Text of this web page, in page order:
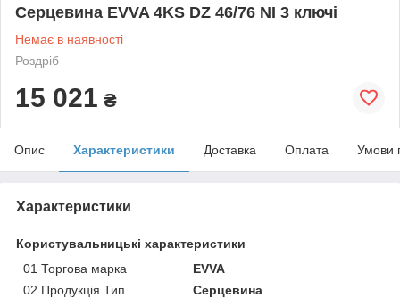
Серцевина EVVA 4KS DZ 46/76 NI 3 ключі
Немає в наявності
Роздріб
15 021 ₴
Опис Характеристики Доставка Оплата Умови
Характеристики
Користувальницькі характеристики
01 Торгова марка
EVVA
02 Продукція Тип
Серцевина